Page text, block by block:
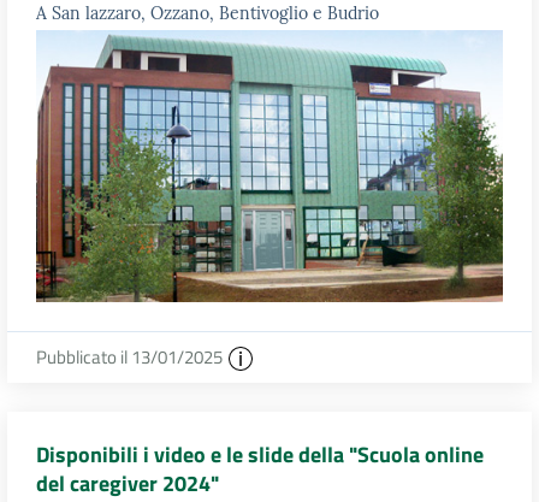
A San lazzaro, Ozzano, Bentivoglio e Budrio
Pubblicato il 13/01/2025
Disponibili i video e le slide della "Scuola online
del caregiver 2024"